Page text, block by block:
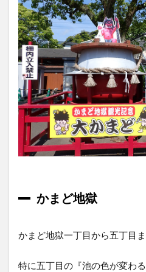
かまど地獄
かまど地獄一丁目から五丁目
特に五丁目の『池の色が変わ